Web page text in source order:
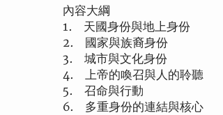
內容大綱
1. 天國身份與地上身份
2. 國家與族裔身份
3. 城市與文化身份
4. 上帝的喚召與人的聆聽
5. 召命與行動
6. 多重身份的連結與核心